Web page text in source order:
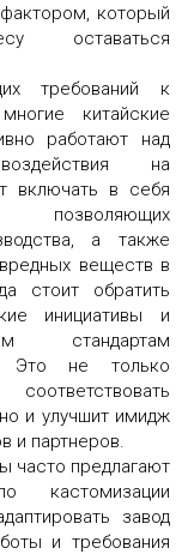
который
оставаться
требований к
китайские
работают над
на
включать в себя
позволяющих
а также
веществ в
стоит обратить
инициативы и
стандартам
Это не только
и улучшит имидж
и партнеров.
часто предлагают
завод
и требования